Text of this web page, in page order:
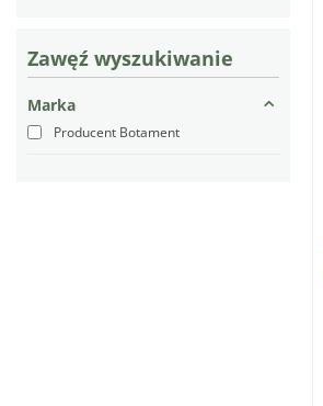
Zawęź wyszukiwanie
Marka
Producent Botament